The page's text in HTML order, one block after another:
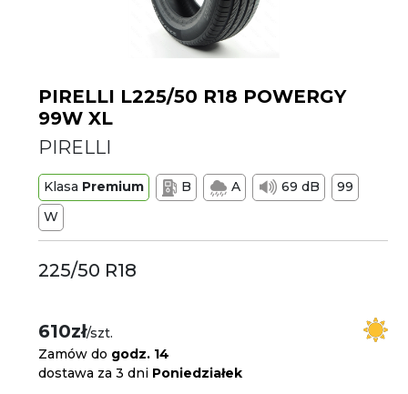
PIRELLI L225/50 R18 POWERGY
99W XL
PIRELLI
Klasa Premium B A 69 dB
99
W
225/50 R18
610zł/szt.
Zamów do godz. 14
dostawa za 3 dni Poniedziałek